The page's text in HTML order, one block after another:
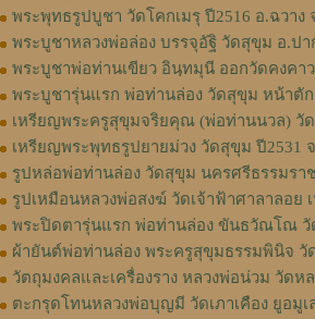
พระพุทธรูปบูชา วัดโคกเมรุ ปี2516 อ.ฉวาง
พระบูชาหลวงพ่อล่อง บรรจุอัฐิ วัดสุขุม อ.ปา
พระบูชาพ่อท่านเขียว อินฺทมุนี ออกวัดคงคา
พระบูชารุ่นแรก พ่อท่านล่อง วัดสุขุม หน้าตัก
เหรียญพระครูสุขุมจริยคุณ (พ่อท่านนวล) วั
เหรียญพระพุทธรูปยายม่วง วัดสุขุม ปี2531
รูปหล่อพ่อท่านล่อง วัดสุขุม นครศรีธรรมรา
รูปเหมือนหลวงพ่อสงฆ์ วัดเจ้าฟ้าศาลาลอย
พระปิดตารุ่นแรก พ่อท่านล่อง ขันธวัณโณ วั
ผ้ายันต์พ่อท่านล่อง พระครูสุขุมธรรมพินิจ วั
วัตถุมงคลและเครื่องราง หลวงพ่อน่วม วัดห
ตะกรุดโทนหลวงพ่อบุญมี วัดเภาเคือง ยูอมู